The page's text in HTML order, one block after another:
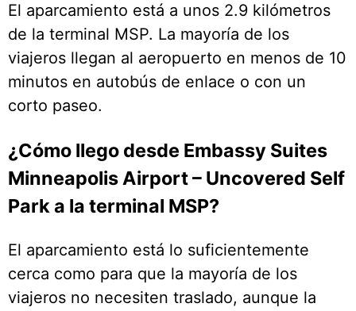
El aparcamiento está a unos 2.9 kilómetros
de la terminal MSP. La mayoría de los
viajeros llegan al aeropuerto en menos de 10
minutos en autobús de enlace o con un
corto paseo.
¿Cómo llego desde Embassy Suites
Minneapolis Airport – Uncovered Self
Park a la terminal MSP?
El aparcamiento está lo suficientemente
cerca como para que la mayoría de los
viajeros no necesiten traslado, aunque la